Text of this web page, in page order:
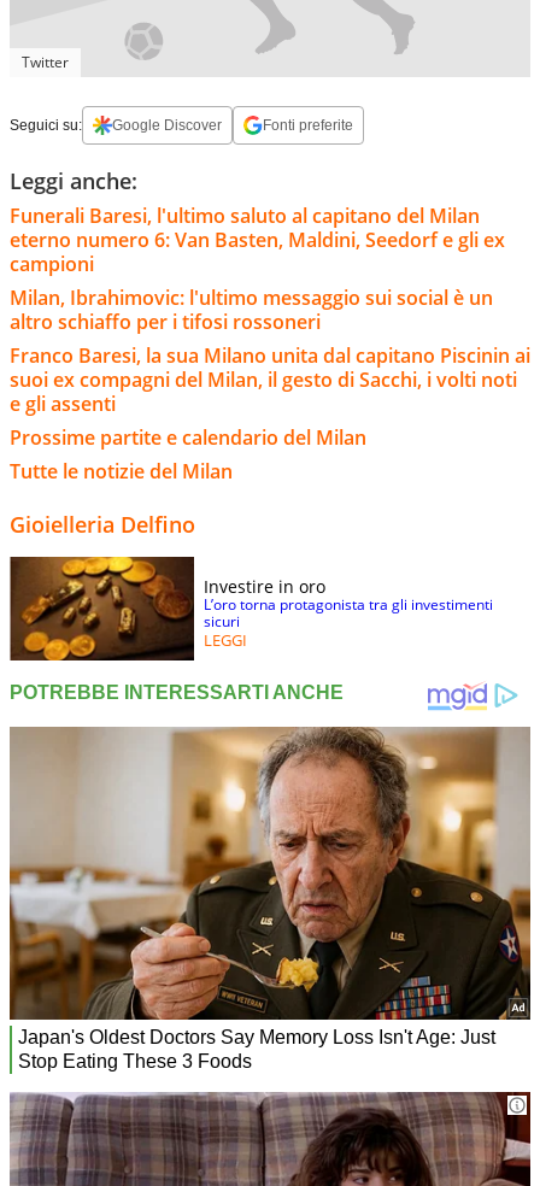
Twitter
Seguici su: Google Discover Fonti preferite
Leggi anche:
Funerali Baresi, l'ultimo saluto al capitano del Milan
eterno numero 6: Van Basten, Maldini, Seedorf e gli ex
campioni
Milan, Ibrahimovic: l'ultimo messaggio sui social è un
altro schiaffo per i tifosi rossoneri
Franco Baresi, la sua Milano unita dal capitano Piscinin ai
suoi ex compagni del Milan, il gesto di Sacchi, i volti noti
e gli assenti
Prossime partite e calendario del Milan
Tutte le notizie del Milan
Gioielleria Delfino
Investire in oro
L’oro torna protagonista tra gli investimenti
sicuri
LEGGI